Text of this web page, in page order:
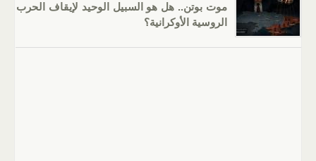
موت بوتن.. هل هو السبيل الوحيد لإيقاف الحرب
الروسية الأوكرانية؟